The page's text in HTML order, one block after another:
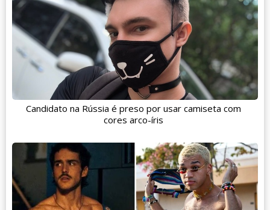
Candidato na Rússia é preso por usar camiseta com
cores arco-íris